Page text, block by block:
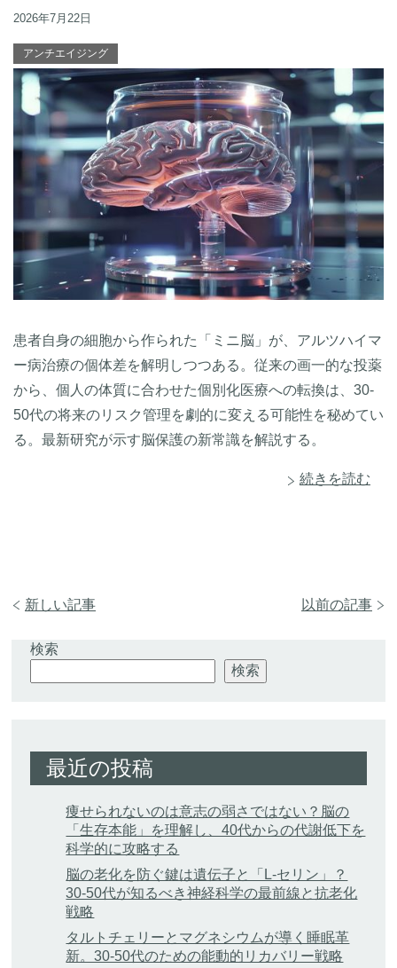
2026年7月22日
アンチエイジング
患者自身の細胞から作られた「ミニ脳」が、アルツハイマ
ー病治療の個体差を解明しつつある。従来の画一的な投薬
から、個人の体質に合わせた個別化医療への転換は、30-
50代の将来のリスク管理を劇的に変える可能性を秘めてい
る。最新研究が示す脳保護の新常識を解説する。
続きを読む
以前の記事
新しい記事
検索
検索
最近の投稿
痩せられないのは意志の弱さではない？脳の
「生存本能」を理解し、40代からの代謝低下を
科学的に攻略する
脳の老化を防ぐ鍵は遺伝子と「L-セリン」？
30-50代が知るべき神経科学の最前線と抗老化
戦略
タルトチェリーとマグネシウムが導く睡眠革
新。30-50代のための能動的リカバリー戦略